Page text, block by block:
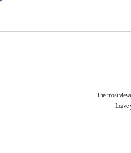
축구 파문…"국민적 공분에 수사 재개"
성접대 파문까지…'쑥대밭' 된 축구협회
업체, 일자리 7월에 2.3만 개 줄어…실업률
령 "부동산 공급 기존 사고방식 매달리지
'중앙 단일 루트' 합의…북쪽 인바운드·남